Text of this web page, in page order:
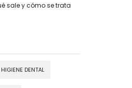
sale y cómo se trata
HIGIENE DENTAL